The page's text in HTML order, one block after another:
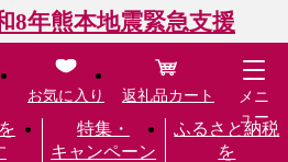
8年熊本地震緊急支援
特集・
キャンペーン
ふるさと納税
を
お気に入り 返礼品カート
メニ
ュー